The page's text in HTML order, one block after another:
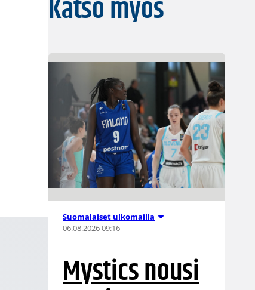
Katso myös
Suomalaiset ulkomailla
06.08.2026 09:16
Mystics nousi